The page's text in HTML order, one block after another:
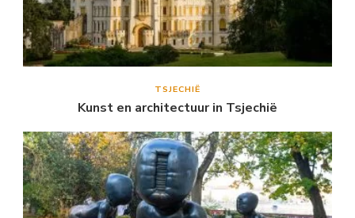
TSJECHIË
Kunst en architectuur in Tsjechië